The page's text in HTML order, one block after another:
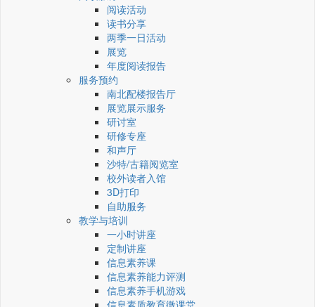
阅读活动
读书分享
两季一日活动
展览
年度阅读报告
服务预约
南北配楼报告厅
展览展示服务
研讨室
研修专座
和声厅
沙特/古籍阅览室
校外读者入馆
3D打印
自助服务
教学与培训
一小时讲座
定制讲座
信息素养课
信息素养能力评测
信息素养手机游戏